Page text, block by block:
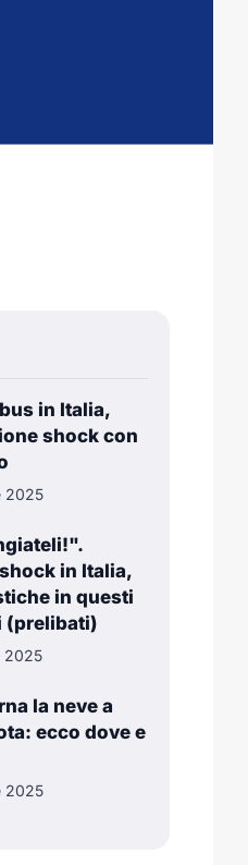
in Italia,
shock con
2025
in Italia,
in questi
(prelibati)
2025
la neve a
ecco dove e
2025